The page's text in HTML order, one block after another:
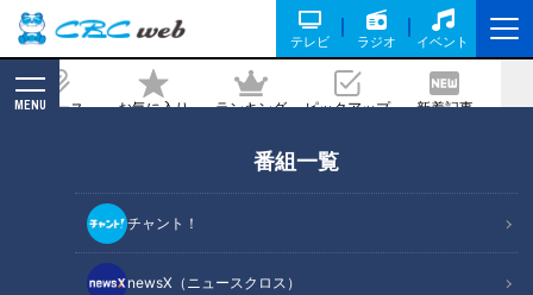
テレビ ラジオ イベント
ニュース お気に入り ランキング ピックアップ 新着記事
MENU
番組一覧
チャント！
newsX（ニュースクロス）
減塩！冬こそ実践すべき高血圧対策
記事に戻る